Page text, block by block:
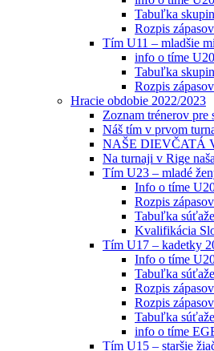
Tabuľka
Rozpis
Tím U11 – mladšie
info o tíme
Tabuľka
Rozpis
Hracie obdobie 2022/2023
Zoznam trénerov pre
Náš tím v prvom
NAŠE DIEVČATÁ
Na turnaji v Rige
Tím U23 – mladé
Info o tíme
Rozpis
Tabuľka súťaže
Kvalifikácia
Tím U17 – kadetky
Info o tíme
Tabuľka
Rozpis
Rozpis
Tabuľka
info o tíme
Tím U15 – staršie